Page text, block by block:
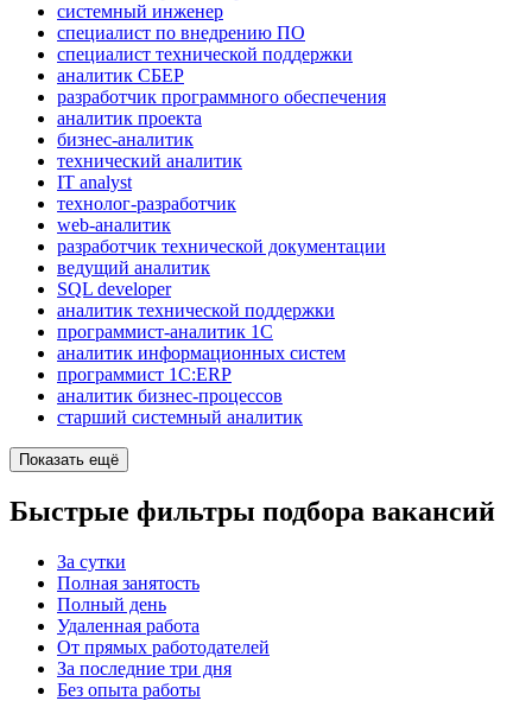
системный инженер
специалист по внедрению ПО
специалист технической поддержки
аналитик СБЕР
разработчик программного обеспечения
аналитик проекта
бизнес-аналитик
технический аналитик
IT analyst
технолог-разработчик
web-аналитик
разработчик технической документации
ведущий аналитик
SQL developer
аналитик технической поддержки
программист-аналитик 1С
аналитик информационных систем
программист 1С:ERP
аналитик бизнес-процессов
старший системный аналитик
Показать ещё
Быстрые фильтры подбора вакансий
За сутки
Полная занятость
Полный день
Удаленная работа
От прямых работодателей
За последние три дня
Без опыта работы